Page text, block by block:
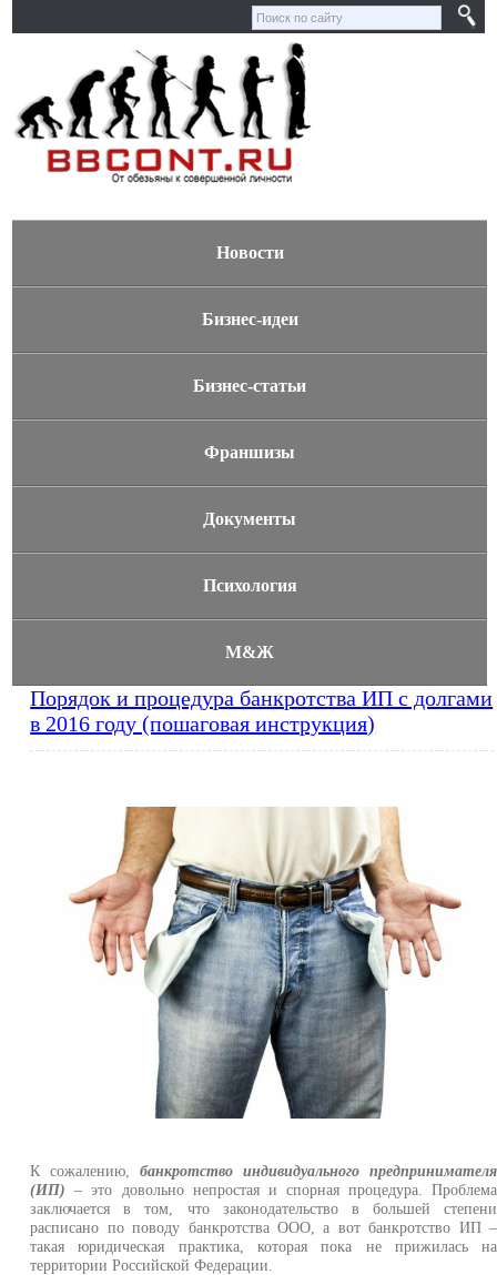
Новости
Бизнес-идеи
Бизнес-статьи
Франшизы
Документы
Психология
М&Ж
Порядок и процедура банкротства ИП с долгами
в 2016 году (пошаговая инструкция)
К сожалению,банкротство индивидуального предпринимателя
(ИП) – это довольно непростая и спорная процедура. Проблема
заключается в том, что законодательство в большей степени
расписано по поводу банкротства ООО, а вот банкротство ИП –
такая юридическая практика, которая пока не прижилась на
территории Российской Федерации.